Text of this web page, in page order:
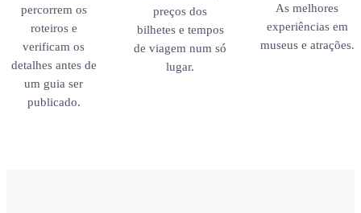
percorrem os
roteiros e
verificam os
detalhes antes de
um guia ser
publicado.
preços dos
bilhetes e tempos
de viagem num só
lugar.
As melhores
experiências em
museus e atrações.